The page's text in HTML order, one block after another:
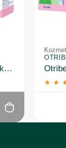
Otribebe Nazal Aspiratör Yedek Uç 10 Adet
★ ★